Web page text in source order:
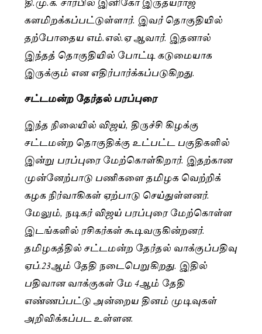
களமிறக்கப்பட்டுள்ளார். இவர் தொகுதியில்
தற்போதைய எம்.எல்.ஏ ஆவார். இதனால்
இந்தத் தொகுதியில் போட்டி கடுமையாக
இருக்கும் என எதிர்பார்க்கப்படுகிறது.
சட்டமன்ற தேர்தல் பரப்புரை
இந்த நிலையில் விஜய், திருச்சி கிழக்கு
சட்டமன்ற தொகுதிக்கு உட்பட்ட பகுதிகளில்
இன்று பரப்புரை மேற்கொள்கிறார். இதற்கான
முன்னேற்பாடு பணிகளை தமிழக வெற்றிக்
கழக நிர்வாகிகள் ஏற்பாடு செய்துள்ளனர்.
மேலும், நடிகர் விஜய் பரப்புரை மேற்கொள்ள
இடங்களில் ரசிகர்கள் கூடிவருகின்றனர்.
தமிழகத்தில் சட்டமன்ற தேர்தல் வாக்குப்பதிவு
ஏப்.23ஆம் தேதி நடைபெறுகிறது. இதில்
பதிவான வாக்குகள் மே 4ஆம் தேதி
எண்ணப்பட்டு அன்றைய தினம் முடிவுகள்
அறிவிக்கப்பட உள்ளன.